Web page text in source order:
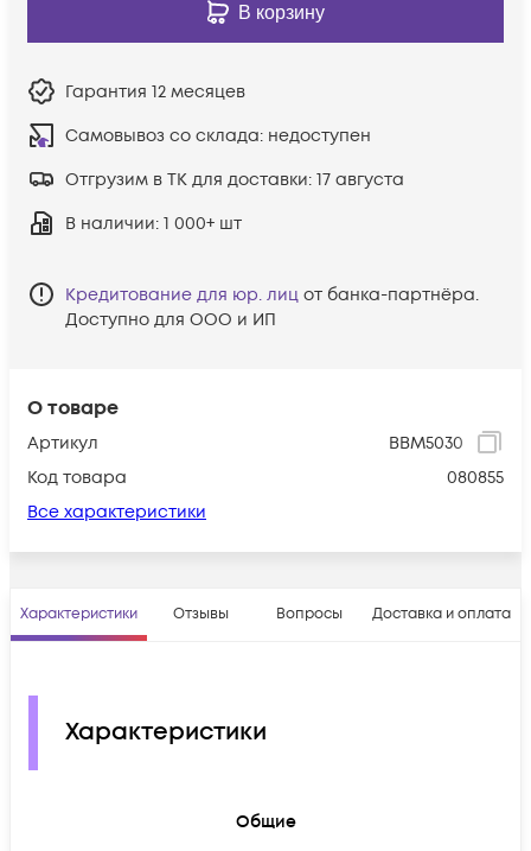
О товаре
Артикул
BBM5030
Код товара
080855
Все характеристики
В корзину
Гарантия 12 месяцев
Самовывоз со склада: недоступен
Отгрузим в ТК для доставки: 17 августа
В наличии: 1 000+ шт
Кредитование для юр. лиц от банка-партнёра.
Доступно для ООО и ИП
Характеристики Отзывы Вопросы Доставка и оплата
Характеристики
Общие